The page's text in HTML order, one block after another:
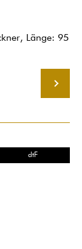
Länge: 95
dtF